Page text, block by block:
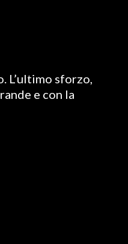
L’ultimo sforzo,
e con la